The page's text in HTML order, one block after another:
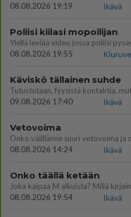
08.08.2026 19:19
Ikävä
Poliisi kiilasi mopoilijan
08.08.2026 19:55
Käviskö tällainen suhde
09.08.2026 17:40
Ikävä
Vetovoima
08.08.2026 14:24
Ikävä
Onko täällä ketään
Joka kaipaa M alkuista? Millä
08.08.2026 19:54
Ikävä